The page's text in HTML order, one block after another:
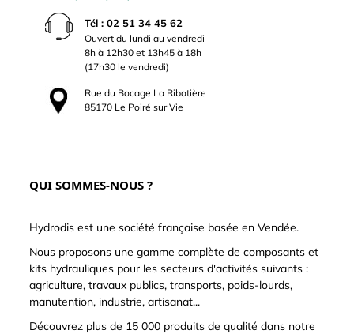
Tél : 02 51 34 45 62
Ouvert du lundi au vendredi
8h à 12h30 et 13h45 à 18h
(17h30 le vendredi)
Rue du Bocage La Ribotière
85170 Le Poiré sur Vie
QUI SOMMES-NOUS ?
Hydrodis est une société française basée en Vendée.
Nous proposons une gamme complète de composants et
kits hydrauliques pour les secteurs d'activités suivants :
agriculture, travaux publics, transports, poids-lourds,
manutention, industrie, artisanat...
Découvrez plus de 15 000 produits de qualité dans notre